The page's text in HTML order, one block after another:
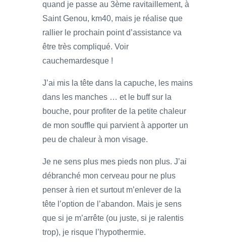
quand je passe au 3ème ravitaillement, à
Saint Genou, km40, mais je réalise que
rallier le prochain point d’assistance va
être très compliqué. Voir
cauchemardesque !
J’ai mis la tête dans la capuche, les mains
dans les manches … et le buff sur la
bouche, pour profiter de la petite chaleur
de mon souffle qui parvient à apporter un
peu de chaleur à mon visage.
Je ne sens plus mes pieds non plus. J’ai
débranché mon cerveau pour ne plus
penser à rien et surtout m’enlever de la
tête l’option de l’abandon. Mais je sens
que si je m’arrête (ou juste, si je ralentis
trop), je risque l’hypothermie.